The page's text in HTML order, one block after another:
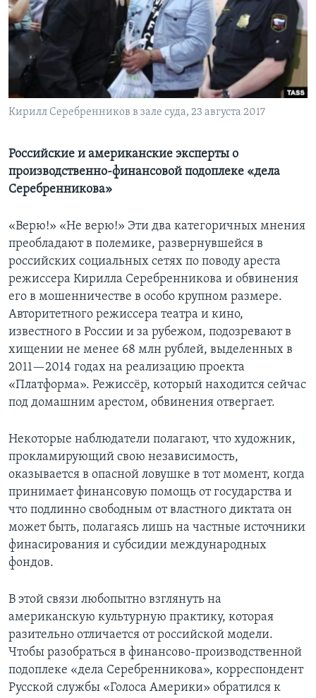
Learning English
СОЦИАЛЬНЫЕ СЕТИ
Кирилл Серебренников в зале суда, 23 августа 2017
Российские и американские эксперты о
производственно-финансовой подоплеке «дела
Серебренникова»
«Верю!» «Не верю!» Эти два категоричных мнения
преобладают в полемике, развернувшейся в
российских социальных сетях по поводу ареста
режиссера Кирилла Серебренникова и обвинения
его в мошенничестве в особо крупном размере.
Авторитетного режиссера театра и кино,
известного в России и за рубежом, подозревают в
хищении не менее 68 млн рублей, выделенных в
2011—2014 годах на реализацию проекта
«Платформа». Режиссёр, который находится сейчас
под домашним арестом, обвинения отвергает.
Некоторые наблюдатели полагают, что художник,
прокламирующий свою независимость,
оказывается в опасной ловушке в тот момент, когда
принимает финансовую помощь от государства и
что подлинно свободным от властного диктата он
может быть, полагаясь лишь на частные источники
финасирования и субсидии международных
фондов.
В этой связи любопытно взглянуть на
американскую культурную практику, которая
разительно отличается от российской модели.
Чтобы разобраться в финансово-производственной
подоплеке «дела Серебренникова», корреспондент
Русской службы «Голоса Америки» обратился к